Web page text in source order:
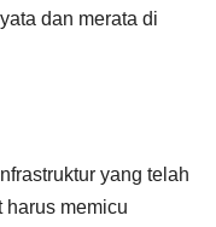
dan merata di
yang telah
memicu